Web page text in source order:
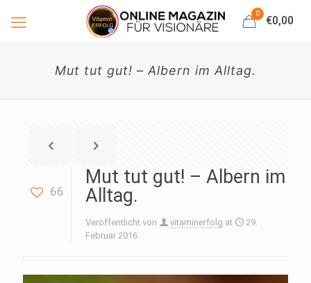
0
€0,00
Mut tut gut! – Albern im Alltag.
66
Mut tut gut! – Albern im
Alltag.
Veröffentlicht von vitaminerfolg at
29.
Februar 2016